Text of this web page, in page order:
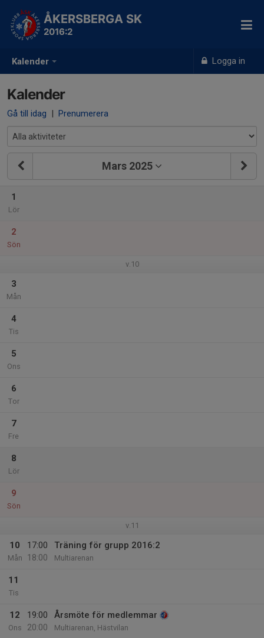
Kalender Logga in
ÅKERSBERGA SK
2016:2
Kalender
Gå till idag | Prenumerera
Mars 2025
1
Lör
2
Sön
v.10
3
Mån
4
Tis
5
Ons
6
Tor
7
Fre
8
Lör
9
Sön
v.11
10
Mån
17:00
18:00
Träning för grupp 2016:2
Multiarenan
11
Tis
12
Ons
19:00
20:00
Årsmöte för medlemmar
Multiarenan, Hästvilan